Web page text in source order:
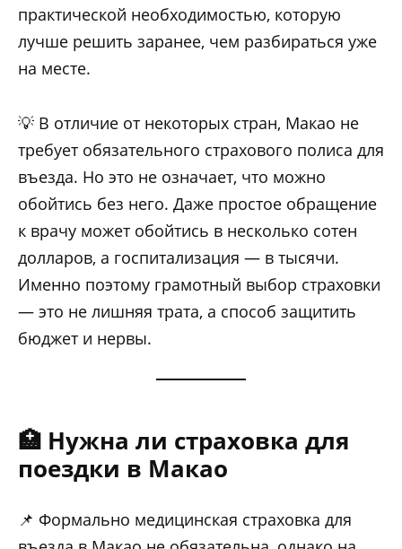
практической необходимостью, которую
лучше решить заранее, чем разбираться уже
на месте.
💡 В отличие от некоторых стран, Макао не
требует обязательного страхового полиса для
въезда. Но это не означает, что можно
обойтись без него. Даже простое обращение
к врачу может обойтись в несколько сотен
долларов, а госпитализация — в тысячи.
Именно поэтому грамотный выбор страховки
— это не лишняя трата, а способ защитить
бюджет и нервы.
🏥 Нужна ли страховка для
поездки в Макао
📌 Формально медицинская страховка для